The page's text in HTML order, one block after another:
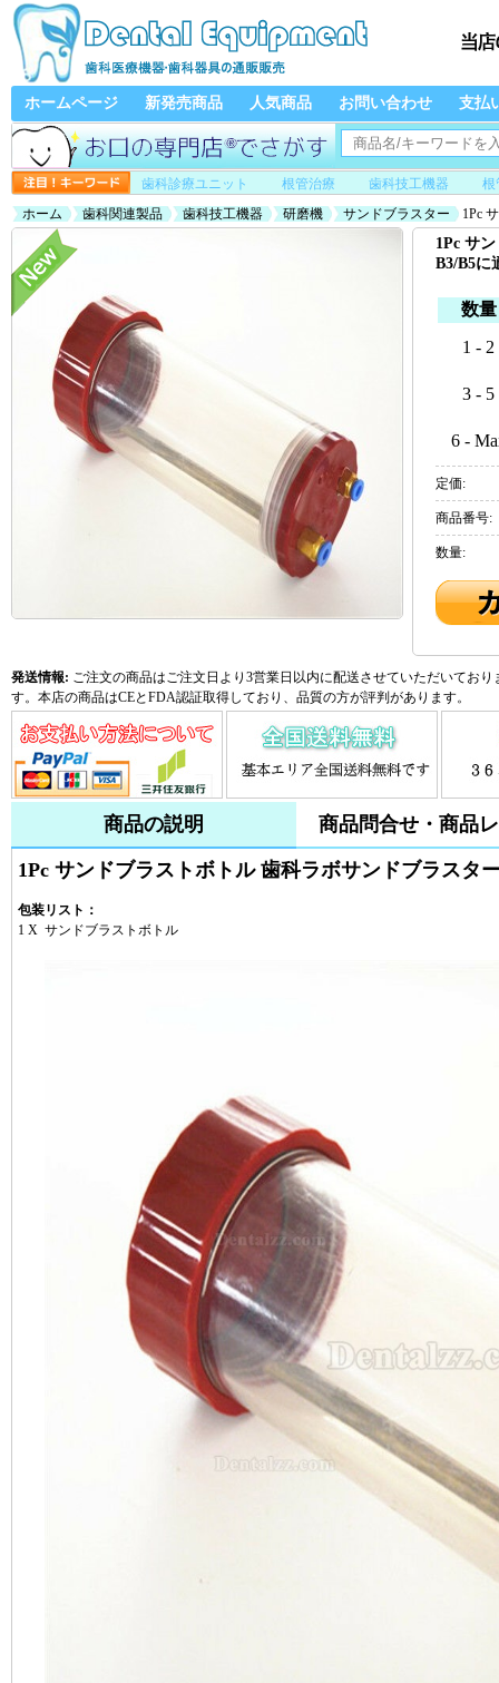
ホームページ 新発売商品 人気商品 お問い合わせ 支払
歯科診療ユニット 根管治療 歯科技工機器
根
ホーム
歯科関連製品 歯科技工機器 研磨機 サンドブラスター 1Pc
1Pc サ
B3/B5に
数量
1 - 2
3 - 5
6 -
定価:
商品番号:
数量:
発送情報: ご注文の商品はご注文日より3営業日以内に配送させていただいてお
す。本店の商品はCEとFDA認証取得しており、品質の方が評判があります。
商品の説明 商品問合せ・商品
1Pc サンドブラストボトル 歯科ラボサンドブラスタ
包装リスト：
1 X サンドブラストボトル